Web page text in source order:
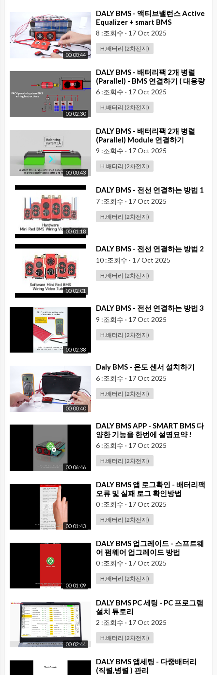
00:00:44
⁣DALY BMS - 액티브밸런스 Active
Equalizer + smart BMS
8 :조회수 · 17 Oct 2025
H.배터리 (2차전지)
00:02:30
⁣DALY BMS - 배터리팩 2개 병렬
(Parallel) - BMS 연결하기 ( 대용량
ESS )
6 :조회수 · 17 Oct 2025
H.배터리 (2차전지)
00:00:43
⁣DALY BMS - 배터리팩 2개 병렬
(Parallel) Module 연결하기
9 :조회수 · 17 Oct 2025
H.배터리 (2차전지)
00:01:18
⁣DALY BMS - 전선 연결하는 방법 1
7 :조회수 · 17 Oct 2025
H.배터리 (2차전지)
00:02:01
⁣DALY BMS - 전선 연결하는 방법 2
10 :조회수 · 17 Oct 2025
H.배터리 (2차전지)
00:02:38
⁣DALY BMS - 전선 연결하는 방법 3
9 :조회수 · 17 Oct 2025
H.배터리 (2차전지)
00:00:40
⁣Daly BMS - 온도 센서 설치하기
6 :조회수 · 17 Oct 2025
H.배터리 (2차전지)
00:06:46
⁣DALY BMS APP - SMART BMS 다
양한 기능을 한번에 설명요약 !
6 :조회수 · 17 Oct 2025
H.배터리 (2차전지)
00:01:43
⁣DALY BMS 앱 로그확인 - 배터리팩
오류 및 실패 로그 확인방법
0 :조회수 · 17 Oct 2025
H.배터리 (2차전지)
00:01:09
⁣DALY BMS 업그레이드 - 스프트웨
어 펌웨어 업그레이드 방법
0 :조회수 · 17 Oct 2025
H.배터리 (2차전지)
00:02:44
⁣DALY BMS PC 세팅 - PC 프로그램
설치 튜토리
2 :조회수 · 17 Oct 2025
H.배터리 (2차전지)
⁣DALY BMS 앱세팅 - 다중배터리
(직렬,병렬 ) 관리